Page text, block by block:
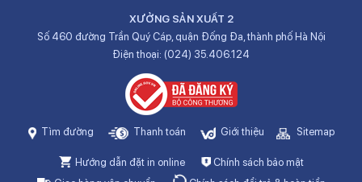
XƯỞNG SẢN XUẤT 2
Số 460 đường Trần Quý Cáp, quận Đống Đa, thành phố Hà Nội
Điện thoại: (024) 35.406.124
Tìm đường Thanh toán Giới thiệu Sitemap
Hướng dẫn đặt in online
Chính sách bảo mật